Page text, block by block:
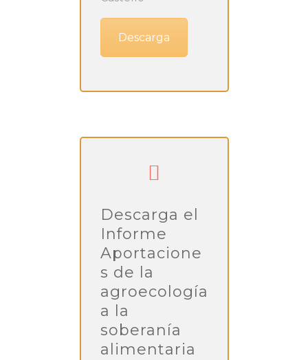
Descarga
Descarga el
Informe
Aportacione
s de la
agroecología
a la
soberanía
alimentaria